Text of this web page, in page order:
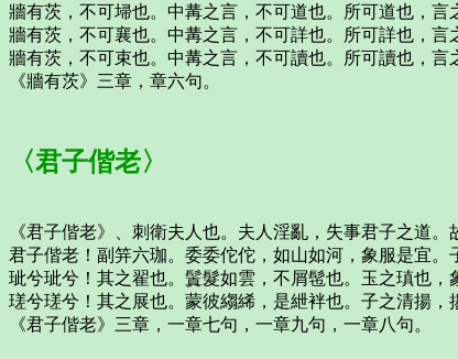
牆有茨，不可埽也。中冓之言，不可道也。所可道也，言
牆有茨，不可襄也。中冓之言，不可詳也。所可詳也，言
牆有茨，不可束也。中冓之言，不可讀也。所可讀也，言
《牆有茨》三章，章六句。
〈君子偕老〉
《君子偕老》、刺衛夫人也。夫人淫亂，失事君子之道
君子偕老！副笄六珈。委委佗佗，如山如河，象服是宜。
玼兮玼兮！其之翟也。鬒髮如雲，不屑髢也。玉之瑱也，
瑳兮瑳兮！其之展也。蒙彼縐絺，是紲袢也。子之清揚，
《君子偕老》三章，一章七句，一章九句，一章八句。